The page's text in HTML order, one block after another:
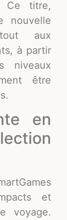
Ce titre,
nouvelle
aux
à partir
niveaux
être
en
et
voyage.